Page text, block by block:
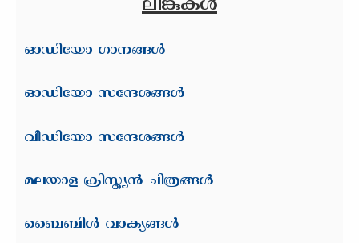
ലിങ്കുകള്‍
ഓഡിയോ ഗാനങ്ങള്‍
ഓഡിയോ സന്ദേശങ്ങള്‍
വീഡിയോ സന്ദേശങ്ങള്‍
മലയാള ക്രിസ്ത്യന്‍ ചിത്രങ്ങള്‍
ബൈബിള്‍ വാക്യങ്ങള്‍